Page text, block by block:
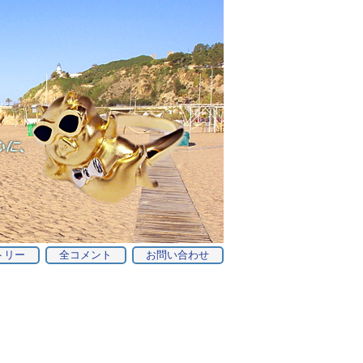
お問い合わせ
全コメント
リー